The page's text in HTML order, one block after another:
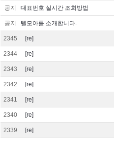
공지 대표번호 실시간 조회방법
공지 텔모아를 소개합니다.
2345 [re]
2344 [re]
2343 [re]
2342 [re]
2341 [re]
2340 [re]
2339 [re]